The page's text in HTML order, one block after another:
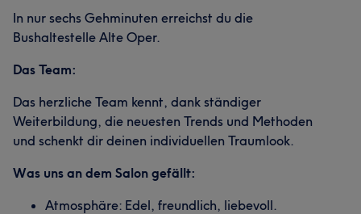
In nur sechs Gehminuten erreichst du die
Bushaltestelle Alte Oper.
Das Team:
Das herzliche Team kennt, dank ständiger
Weiterbildung, die neuesten Trends und Methoden
und schenkt dir deinen individuellen Traumlook.
Was uns an dem Salon gefällt:
Atmosphäre: Edel, freundlich, liebevoll.